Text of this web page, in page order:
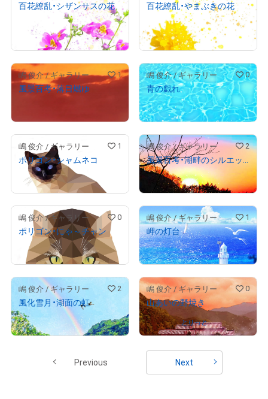
百花繚乱・シザンサスの花
$ 6.34)
Primary Sale
百花繚乱・やまぶきの花
1,000 ($6.34
Primary Sale
嶋 俊介 / ギャラリー 1
風景百考・落日燃ゆ
嶋 俊介 / ギャラリー 0
青の戯れ
¥1,500 ($ 9.51)
嶋 俊介 / ギャラリー 1
ポリゴン・シャムネコ
4,000 ($25.35 )
嶋 俊介 / ギャラリー 2
¥2,500 ($15.84)
嶋 俊介 / ギャラリー 0
ポリゴン・にゃ～チャン
12,500 ($ 79.21)
嶋 俊介 / ギャラリー 1
岬の灯台
¥17,500 ($110.90)
嶋 俊介 / ギャラリー 2
風化雪月・湖面の虹
¥5,000 ( 31.68)
嶋 俊介 / ギャラリー 0
山あいの野焼き
Owned byとりっと
Previous Next